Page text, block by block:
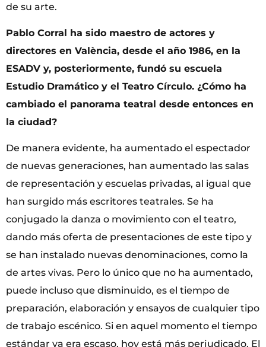
de su arte.
Pablo Corral ha sido maestro de actores y
directores en València, desde el año 1986, en la
ESADV y, posteriormente, fundó su escuela
Estudio Dramático y el Teatro Círculo. ¿Cómo ha
cambiado el panorama teatral desde entonces en
la ciudad?
De manera evidente, ha aumentado el espectador
de nuevas generaciones, han aumentado las salas
de representación y escuelas privadas, al igual que
han surgido más escritores teatrales. Se ha
conjugado la danza o movimiento con el teatro,
dando más oferta de presentaciones de este tipo y
se han instalado nuevas denominaciones, como la
de artes vivas. Pero lo único que no ha aumentado,
puede incluso que disminuido, es el tiempo de
preparación, elaboración y ensayos de cualquier tipo
de trabajo escénico. Si en aquel momento el tiempo
estándar ya era escaso, hoy está más perjudicado. El